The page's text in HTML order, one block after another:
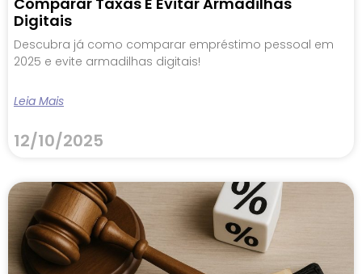
Digitais
Descubra já como comparar empréstimo pessoal em
2025 e evite armadilhas digitais!
Leia Mais
12/10/2025